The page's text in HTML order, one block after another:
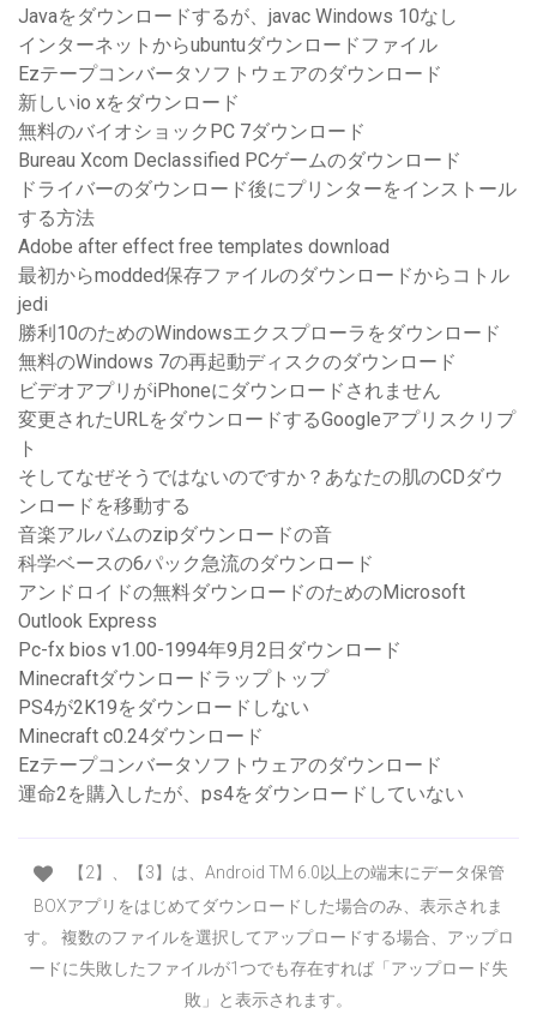
Javaをダウンロードするが、javac Windows 10なし
インターネットからubuntuダウンロードファイル
Ezテープコンバータソフトウェアのダウンロード
新しいio xをダウンロード
無料のバイオショックPC 7ダウンロード
Bureau Xcom Declassified PCゲームのダウンロード
ドライバーのダウンロード後にプリンターをインストール
する方法
Adobe after effect free templates download
最初からmodded保存ファイルのダウンロードからコトル
jedi
勝利10のためのWindowsエクスプローラをダウンロード
無料のWindows 7の再起動ディスクのダウンロード
ビデオアプリがiPhoneにダウンロードされません
変更されたURLをダウンロードするGoogleアプリスクリプ
ト
そしてなぜそうではないのですか？あなたの肌のCDダウ
ンロードを移動する
音楽アルバムのzipダウンロードの音
科学ベースの6パック急流のダウンロード
アンドロイドの無料ダウンロードのためのMicrosoft
Outlook Express
Pc-fx bios v1.00-1994年9月2日ダウンロード
Minecraftダウンロードラップトップ
PS4が2K19をダウンロードしない
Minecraft c0.24ダウンロード
Ezテープコンバータソフトウェアのダウンロード
運命2を購入したが、ps4をダウンロードしていない
【2】、【3】は、Android TM 6.0以上の端末にデータ保管
BOXアプリをはじめてダウンロードした場合のみ、表示されま
す。 複数のファイルを選択してアップロードする場合、アップロ
ードに失敗したファイルが1つでも存在すれば「アップロード失
敗」と表示されます。